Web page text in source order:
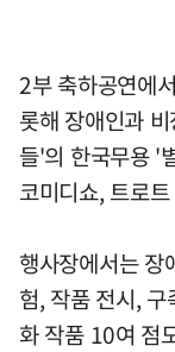
2부 축하공연에
롯해 장애인과
들'의 한국무용 '
코미디쇼, 트로
행사장에서는 장
험, 작품 전시,
화 작품 10여 점